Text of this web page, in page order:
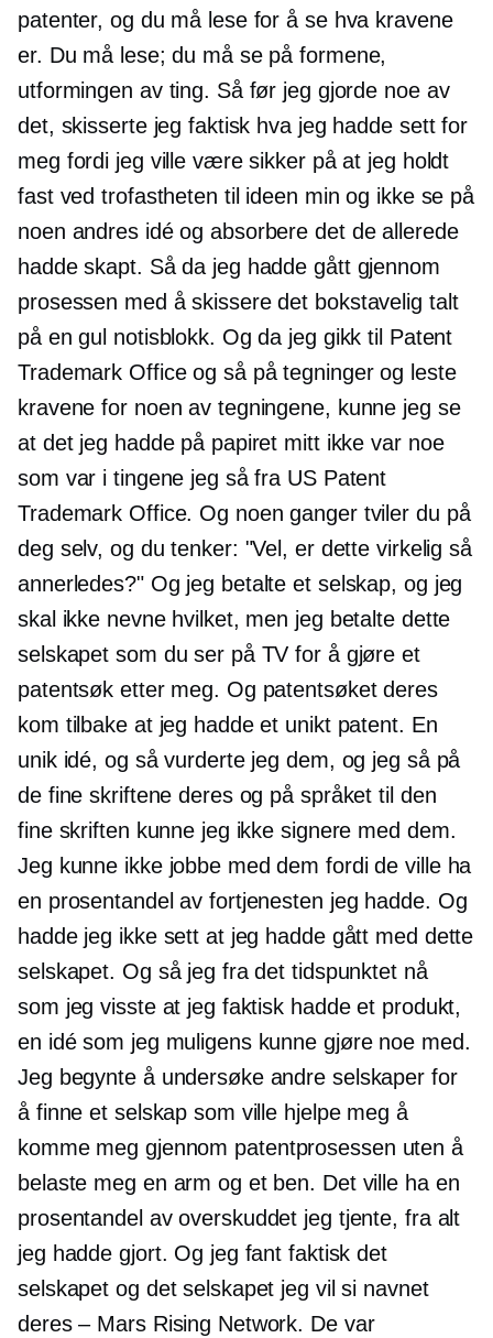
patenter, og du må lese for å se hva kravene
er. Du må lese; du må se på formene,
utformingen av ting. Så før jeg gjorde noe av
det, skisserte jeg faktisk hva jeg hadde sett for
meg fordi jeg ville være sikker på at jeg holdt
fast ved trofastheten til ideen min og ikke se på
noen andres idé og absorbere det de allerede
hadde skapt. Så da jeg hadde gått gjennom
prosessen med å skissere det bokstavelig talt
på en gul notisblokk. Og da jeg gikk til Patent
Trademark Office og så på tegninger og leste
kravene for noen av tegningene, kunne jeg se
at det jeg hadde på papiret mitt ikke var noe
som var i tingene jeg så fra US Patent
Trademark Office. Og noen ganger tviler du på
deg selv, og du tenker: "Vel, er dette virkelig så
annerledes?" Og jeg betalte et selskap, og jeg
skal ikke nevne hvilket, men jeg betalte dette
selskapet som du ser på TV for å gjøre et
patentsøk etter meg. Og patentsøket deres
kom tilbake at jeg hadde et unikt patent. En
unik idé, og så vurderte jeg dem, og jeg så på
de fine skriftene deres og på språket til den
fine skriften kunne jeg ikke signere med dem.
Jeg kunne ikke jobbe med dem fordi de ville ha
en prosentandel av fortjenesten jeg hadde. Og
hadde jeg ikke sett at jeg hadde gått med dette
selskapet. Og så jeg fra det tidspunktet nå
som jeg visste at jeg faktisk hadde et produkt,
en idé som jeg muligens kunne gjøre noe med.
Jeg begynte å undersøke andre selskaper for
å finne et selskap som ville hjelpe meg å
komme meg gjennom patentprosessen uten å
belaste meg en arm og et ben. Det ville ha en
prosentandel av overskuddet jeg tjente, fra alt
jeg hadde gjort. Og jeg fant faktisk det
selskapet og det selskapet jeg vil si navnet
deres – Mars Rising Network. De var